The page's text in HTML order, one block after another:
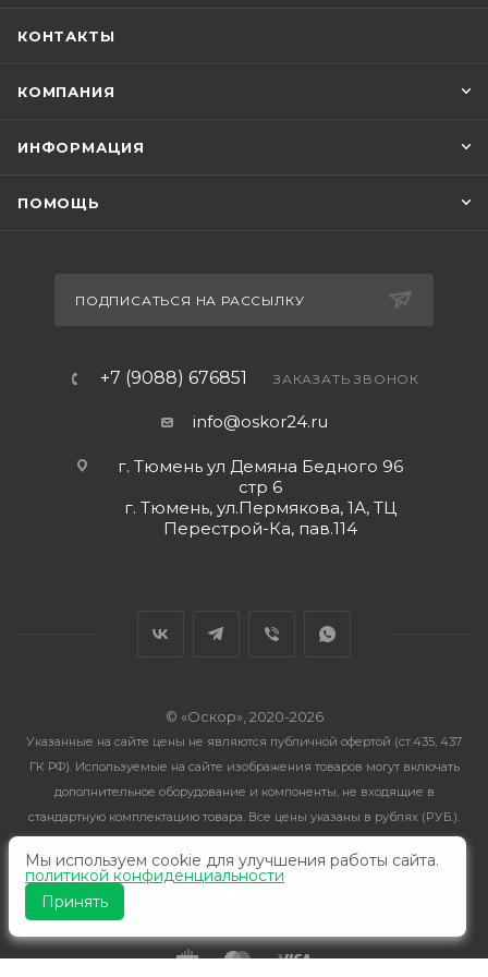
КОНТАКТЫ
КОМПАНИЯ
ИНФОРМАЦИЯ
ПОМОЩЬ
ПОДПИСАТЬСЯ НА РАССЫЛКУ
+7 (9088) 676851 ЗАКАЗАТЬ ЗВОНОК
info@oskor24.ru
г. Тюмень ул Демяна Бедного 96
стр 6
г. Тюмень, ул.Пермякова, 1А, ТЦ
Перестрой-Ка, пав.114
© «Оскор», 2020-2026
Указанные на сайте цены не являются публичной офертой (ст.435, 437
ГК РФ). Используемые на сайте изображения товаров могут включать
дополнительное оборудование и компоненты, не входящие в
стандартную комплектацию товара. Все цены указаны в рублях (PУБ.).
Мы используем cookie для улучшения работы сайта.
политикой конфиденциальности
Принять